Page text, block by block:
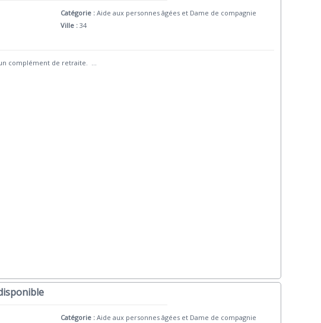
Catégorie : Aide aux personnes âgées et Dame de compagnie
Ville : 34
complément de retraite.
Catégorie : Aide aux personnes âgées et Dame de compagnie